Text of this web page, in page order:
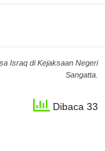
Israq di Kejaksaan Negeri
Sangatta.
Dibaca 33